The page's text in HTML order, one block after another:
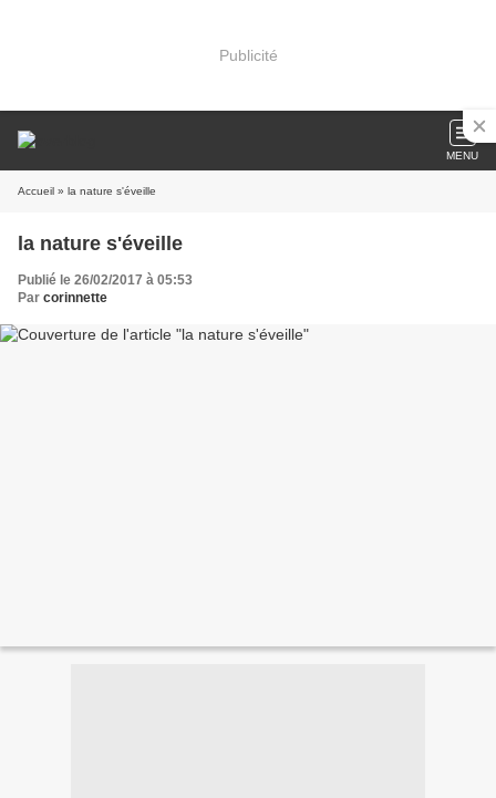
Publicité
MENU
Accueil » la nature s'éveille
la nature s'éveille
Publié le 26/02/2017 à 05:53
Par corinnette